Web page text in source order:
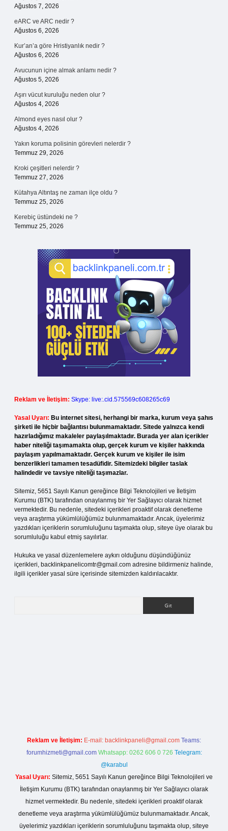
Ağustos 7, 2026
eARC ve ARC nedir ?
Ağustos 6, 2026
Kur’an’a göre Hristiyanlık nedir ?
Ağustos 6, 2026
Avucunun içine almak anlamı nedir ?
Ağustos 5, 2026
Aşırı vücut kuruluğu neden olur ?
Ağustos 4, 2026
Almond eyes nasıl olur ?
Ağustos 4, 2026
Yakın koruma polisinin görevleri nelerdir ?
Temmuz 29, 2026
Kroki çeşitleri nelerdir ?
Temmuz 27, 2026
Kütahya Altıntaş ne zaman ilçe oldu ?
Temmuz 25, 2026
Kerebiç üstündeki ne ?
Temmuz 25, 2026
Reklam ve İletişim: Skype: live:.cid.575569c608265c69
Yasal Uyarı: Bu internet sitesi, herhangi bir marka, kurum veya şahıs
şirketi ile hiçbir bağlantısı bulunmamaktadır. Sitede yalnızca kendi
hazırladığımız makaleler paylaşılmaktadır. Burada yer alan içerikler
haber niteliği taşımamakta olup, gerçek kurum ve kişiler hakkında
paylaşım yapılmamaktadır. Gerçek kurum ve kişiler ile isim
benzerlikleri tamamen tesadüfidir. Sitemizdeki bilgiler taslak
halindedir ve tavsiye niteliği taşımazlar.
Sitemiz, 5651 Sayılı Kanun gereğince Bilgi Teknolojileri ve İletişim
Kurumu (BTK) tarafından onaylanmış bir Yer Sağlayıcı olarak hizmet
vermektedir. Bu nedenle, sitedeki içerikleri proaktif olarak denetleme
veya araştırma yükümlülüğümüz bulunmamaktadır. Ancak, üyelerimiz
yazdıkları içeriklerin sorumluluğunu taşımakta olup, siteye üye olarak bu
sorumluluğu kabul etmiş sayılırlar.
Hukuka ve yasal düzenlemelere aykırı olduğunu düşündüğünüz
içerikleri, backlinkpanelicomtr@gmail.com adresine bildirmeniz halinde,
ilgili içerikler yasal süre içerisinde sitemizden kaldırılacaktır.
Reklam ve İletişim: E-mail: backlinkpaneli@gmail.com Teams:
forumhizmeti@gmail.com Whatsapp: 0262 606 0 726 Telegram:
@karabul
Yasal Uyarı: Sitemiz, 5651 Sayılı Kanun gereğince Bilgi Teknolojileri ve
İletişim Kurumu (BTK) tarafından onaylanmış bir Yer Sağlayıcı olarak
hizmet vermektedir. Bu nedenle, sitedeki içerikleri proaktif olarak
denetleme veya araştırma yükümlülüğümüz bulunmamaktadır. Ancak,
üyelerimiz yazdıkları içeriklerin sorumluluğunu taşımakta olup, siteye